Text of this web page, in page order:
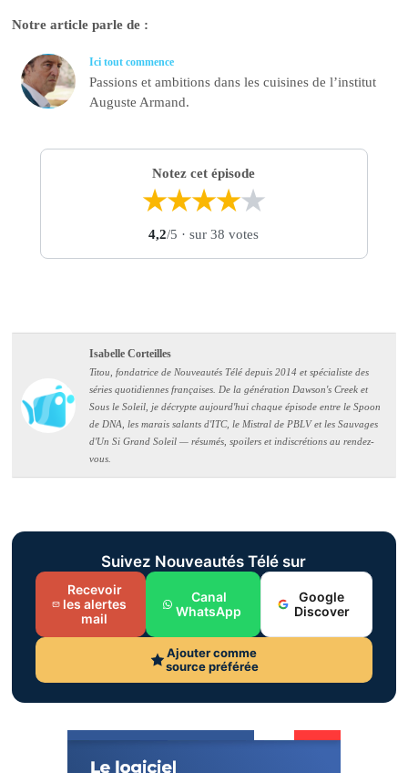
Notre article parle de :
Ici tout commence
Passions et ambitions dans les cuisines de l’institut
Auguste Armand.
Notez cet épisode
★★★★★
4,2/5 · sur 38 votes
Isabelle Corteilles
Titou, fondatrice de Nouveautés Télé depuis 2014 et spécialiste des
séries quotidiennes françaises. De la génération Dawson's Creek et
Sous le Soleil, je décrypte aujourd'hui chaque épisode entre le Spoon
de DNA, les marais salants d'ITC, le Mistral de PBLV et les Sauvages
d'Un Si Grand Soleil — résumés, spoilers et indiscrétions au rendez-
vous.
Suivez Nouveautés Télé sur
Recevoir
les alertes
mail
Canal
WhatsApp
Google
Discover
Ajouter comme
source préférée